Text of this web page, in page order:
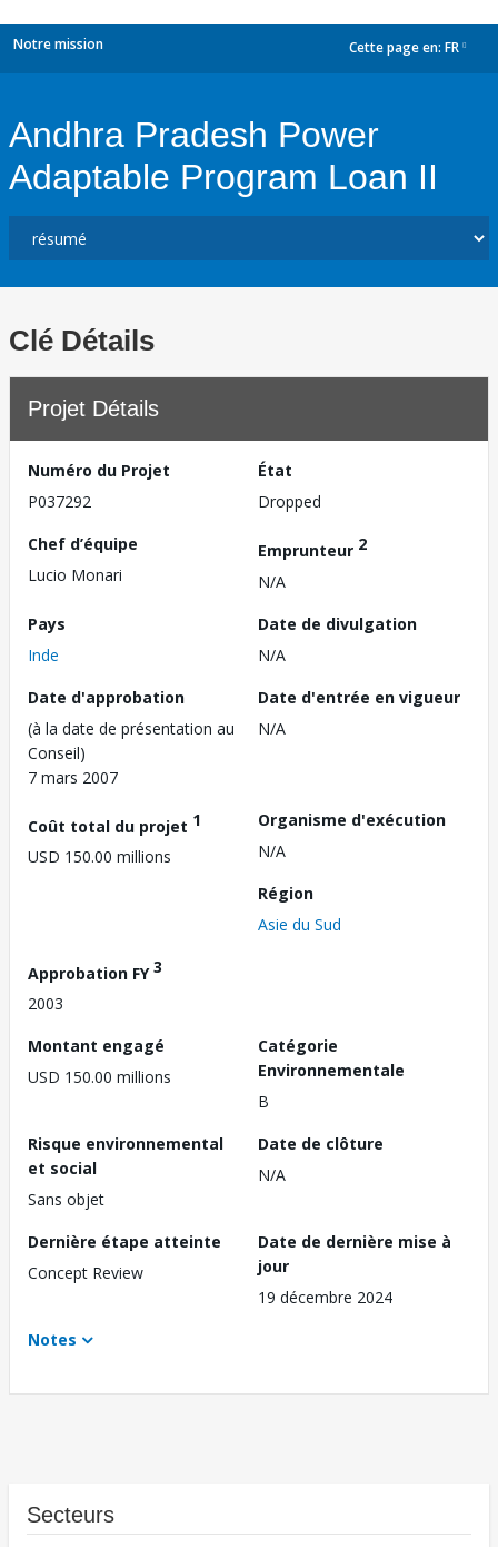
Notre mission Cette page en: FR
Andhra Pradesh Power
Adaptable Program Loan II
Clé Détails
Projet Détails
Numéro du Projet
P037292
État
Dropped
Chef d’équipe
Lucio Monari
Emprunteur 2
N/A
Pays
Inde
Date de divulgation
N/A
Date d'approbation
(à la date de présentation au
Conseil)
7 mars 2007
Date d'entrée en vigueur
N/A
Coût total du projet 1
USD 150.00 millions
Organisme d'exécution
N/A
Région
Asie du Sud
Approbation FY3
2003
Montant engagé
USD 150.00 millions
Catégorie
Environnementale
B
Risque environnemental
et social
Sans objet
Date de clôture
N/A
Dernière étape atteinte
Concept Review
Date de dernière mise à
jour
19 décembre 2024
Notes
Secteurs